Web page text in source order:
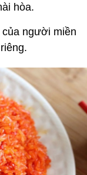
hòa.
của người miền